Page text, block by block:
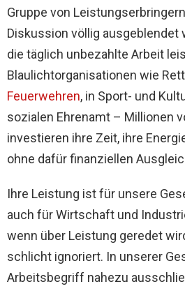
Gruppe von
Diskussion völlig ausgeblendet
die täglich unbezahlte Arbeit
Blaulichtorganisationen wie
Feuerwehren, in Sport- und
sozialen Ehrenamt – Millionen
investieren ihre Zeit, ihre
ohne dafür finanziellen
Ihre Leistung ist für unsere
auch für Wirtschaft und
wenn über Leistung geredet
schlicht ignoriert. In unserer
Arbeitsbegriff nahezu